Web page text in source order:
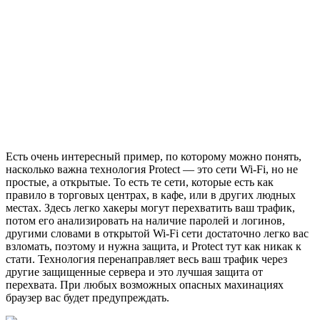
Есть очень интересный пример, по которому можно понять,
насколько важна технология Protect — это сети Wi-Fi, но не
простые, а открытые. То есть те сети, которые есть как
правило в торговых центрах, в кафе, или в других людных
местах. Здесь легко хакеры могут перехватить ваш трафик,
потом его анализировать на наличие паролей и логинов,
другими словами в открытой Wi-Fi сети достаточно легко вас
взломать, поэтому и нужна защита, и Protect тут как никак к
стати. Технология перенаправляет весь ваш трафик через
другие защищенные сервера и это лучшая защита от
перехвата. При любых возможных опасных махинациях
браузер вас будет предупреждать.